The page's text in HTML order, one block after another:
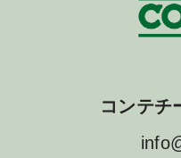
コンテチ